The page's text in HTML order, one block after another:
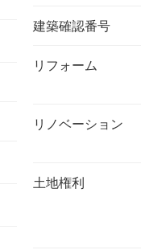
建築確認番号
リフォーム
リノベーション
土地権利